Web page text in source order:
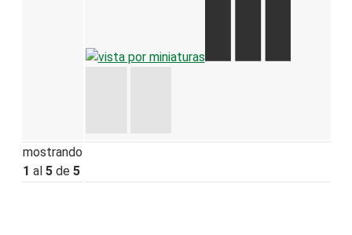
mostrando
1 al 5de 5